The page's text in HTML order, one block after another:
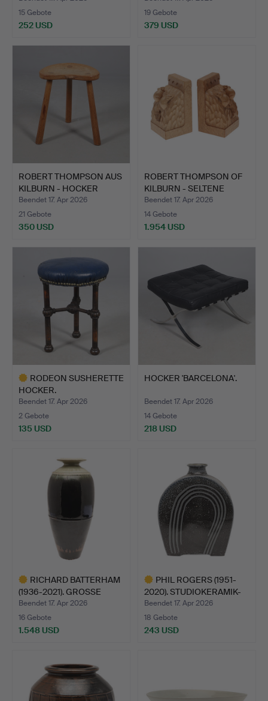
15 Gebote
252 USD
19 Gebote
379 USD
ROBERT THOMPSON AUS
KILBURN - HOCKER
„MOUS…
Beendet 17. Apr 2026
21 Gebote
350 USD
ROBERT THOMPSON OF
KILBURN - SELTENE
'MOUS…
Beendet 17. Apr 2026
14 Gebote
1.954 USD
RODEON SUSHERETTE
HOCKER.
Beendet 17. Apr 2026
2 Gebote
135 USD
HOCKER 'BARCELONA'.
Beendet 17. Apr 2026
14 Gebote
218 USD
RICHARD BATTERHAM
(1936-2021). GROSSE
VASE…
Beendet 17. Apr 2026
16 Gebote
1.548 USD
PHIL ROGERS (1951-
2020). STUDIOKERAMIK-
VAS…
Beendet 17. Apr 2026
18 Gebote
243 USD